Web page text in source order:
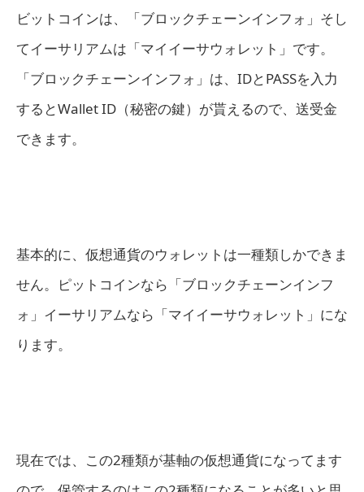
ビットコインは、「ブロックチェーンインフォ」そし
てイーサリアムは「マイイーサウォレット」です。
「ブロックチェーンインフォ」は、IDとPASSを入力
するとWallet ID（秘密の鍵）が貰えるので、送受金
できます。
基本的に、仮想通貨のウォレットは一種類しかできま
せん。ピットコインなら「ブロックチェーンインフ
ォ」イーサリアムなら「マイイーサウォレット」にな
ります。
現在では、この2種類が基軸の仮想通貨になってます